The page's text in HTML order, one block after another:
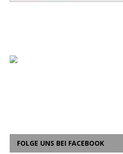
FOLGE UNS BEI FACEBOOK